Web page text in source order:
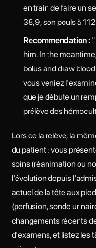
en train de faire un
38,9, son pouls à
Recommendation :
him. In the
bolus and draw
vous veniez
que je débute un
prélève des
Lors de la relève, la
du patient : vous
soins (réanimation ou
l'évolution depuis
actuel de la tête aux
(perfusion, sonde
changements récents
d'examens, et listez les